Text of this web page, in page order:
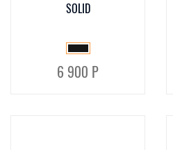
SOLID
6 900 Р